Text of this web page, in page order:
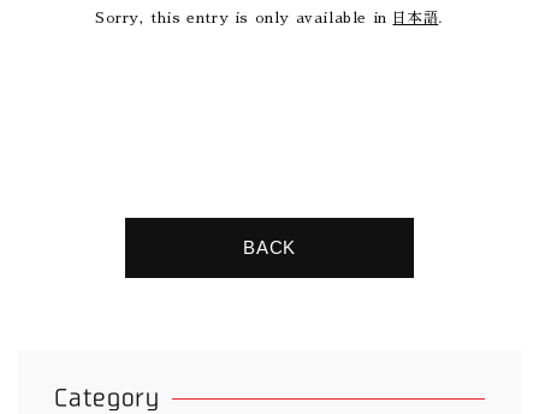
Sorry, this entry is only available in 日本語.
BACK
Category